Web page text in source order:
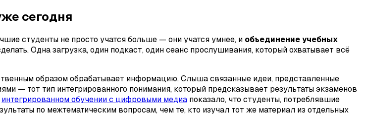
сегодня
студенты не просто учатся больше — они учатся умнее, и объединение учебных
Одна загрузка, один подкаст, один сеанс прослушивания, который охватывает всё
образом обрабатывает информацию. Слыша связанные идеи, представленные
— тот тип интегрированного понимания, который предсказывает результаты экзаменов
интегрированном обучении с цифровыми медиа показало, что студенты, потреблявшие
по межтематическим вопросам, чем те, кто изучал тот же материал из отдельных